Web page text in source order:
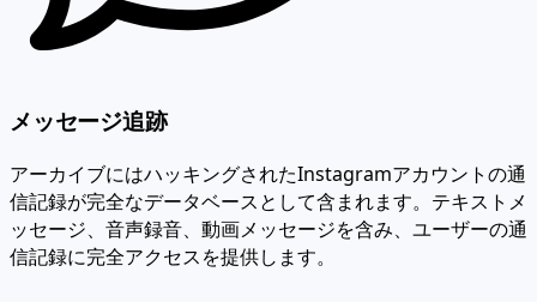
メッセージ追跡
アーカイブにはハッキングされたInstagramアカウントの通
信記録が完全なデータベースとして含まれます。テキストメ
ッセージ、音声録音、動画メッセージを含み、ユーザーの通
信記録に完全アクセスを提供します。